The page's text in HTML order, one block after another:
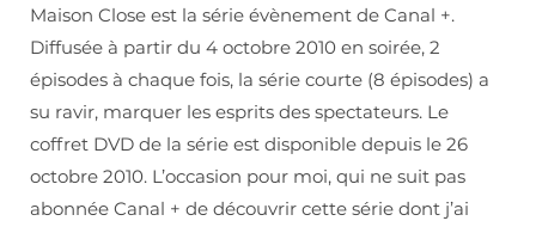
Maison Close est la série évènement de Canal +.
Diffusée à partir du 4 octobre 2010 en soirée, 2
épisodes à chaque fois, la série courte (8 épisodes) a
su ravir, marquer les esprits des spectateurs. Le
coffret DVD de la série est disponible depuis le 26
octobre 2010. L’occasion pour moi, qui ne suit pas
abonnée Canal + de découvrir cette série dont j’ai